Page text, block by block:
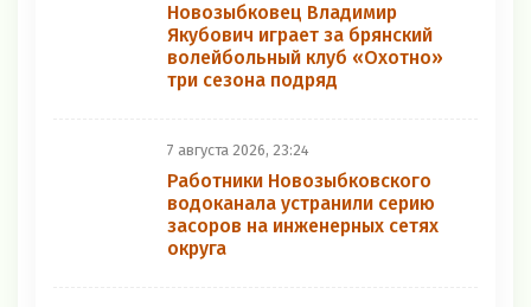
Новозыбковец Владимир
Якубович играет за брянский
волейбольный клуб «Охотно»
три сезона подряд
7 августа 2026, 23:24
Работники Новозыбковского
водоканала устранили серию
засоров на инженерных сетях
округа